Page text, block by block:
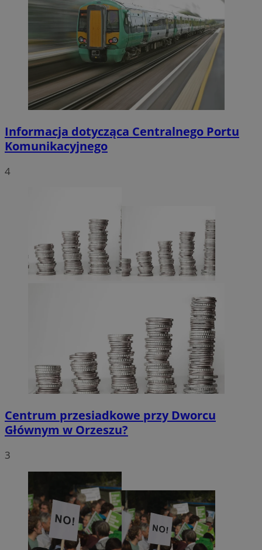
Informacja dotycząca Centralnego Portu
Komunikacyjnego
4
Centrum przesiadkowe przy Dworcu
Głównym w Orzeszu?
3